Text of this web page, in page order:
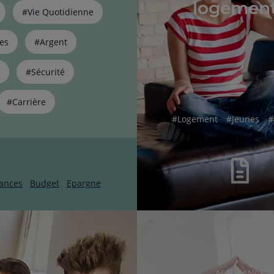
#Vie Quotidienne
#Argent
#Sécurité
#Carrière
Budget Epargne
hashtag
#Logement hashtag
#Jeunes #